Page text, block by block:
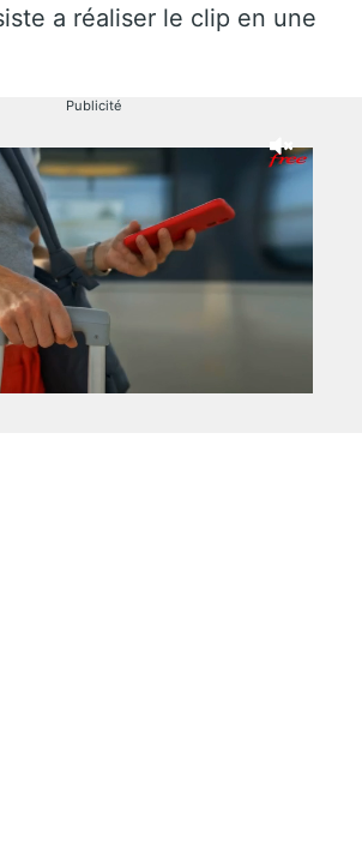
a réaliser le clip en une
Publicité